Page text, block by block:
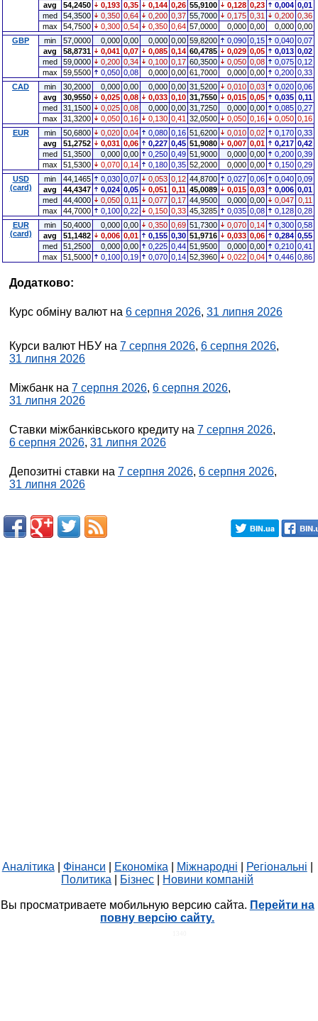
avg
54,2450 0,193 0,35 0,144 0,26 55,9100 0,128 0,23 0,004 0,01
med
54,3500 0,350 0,64 0,200 0,37 55,7000 0,175 0,31 0,200 0,36
max
54,7500 0,300 0,54 0,350 0,64 57,0000 0,000 0,00 0,000 0,00
GBP
min 57,0000 0,000 0,00 0,000 0,00 59,8200 0,090 0,15 0,040 0,07
avg
58,8731 0,041 0,07 0,085 0,14 60,4785 0,029 0,05 0,013 0,02
med
59,0000 0,200 0,34 0,100 0,17 60,3500 0,050 0,08 0,075 0,12
max
59,5500 0,050 0,08 0,000 0,00 61,7000 0,000 0,00 0,200 0,33
CAD
min 30,2000 0,000 0,00 0,000 0,00 31,5200 0,010 0,03 0,020 0,06
avg
30,9550 0,025 0,08 0,033 0,10 31,7550 0,015 0,05 0,035 0,11
med
31,1500 0,025 0,08 0,000 0,00 31,7250 0,000 0,00 0,085 0,27
max
31,3200 0,050 0,16 0,130 0,41 32,0500 0,050 0,16 0,050 0,16
EUR
min 50,6800 0,020 0,04 0,080 0,16 51,6200 0,010 0,02 0,170 0,33
avg
51,2752 0,031 0,06 0,227 0,45 51,9080 0,007 0,01 0,217 0,42
med
51,3500 0,000 0,00 0,250 0,49 51,9000 0,000 0,00 0,200 0,39
max
51,5300 0,070 0,14 0,180 0,35 52,2000 0,000 0,00 0,150 0,29
USD
(card)
min 44,1465 0,030 0,07 0,053 0,12 44,8700 0,027 0,06 0,040 0,09
avg
44,4347 0,024 0,05 0,051 0,11 45,0089 0,015 0,03 0,006 0,01
med
44,4000 0,050 0,11 0,077 0,17 44,9500 0,000 0,00 0,047 0,11
max
44,7000 0,100 0,22 0,150 0,33 45,3285 0,035 0,08 0,128 0,28
EUR
(card)
min 50,4000 0,000 0,00 0,350 0,69 51,7300 0,070 0,14 0,300 0,58
avg
51,1482 0,006 0,01 0,155 0,30 51,9716 0,033 0,06 0,284 0,55
med
51,2500 0,000 0,00 0,225 0,44 51,9500 0,000 0,00 0,210 0,41
max
51,5000 0,100 0,19 0,070 0,14 52,3960 0,022 0,04 0,446 0,86
Додатково:
Курс обміну валют на 6 серпня 2026, 31 липня 2026
Курси валют НБУ на 7 серпня 2026, 6 серпня 2026,
31 липня 2026
Міжбанк на 7 серпня 2026, 6 серпня 2026,
31 липня 2026
Ставки міжбанківського кредиту на 7 серпня 2026,
6 серпня 2026, 31 липня 2026
Депозитні ставки на 7 серпня 2026, 6 серпня 2026,
31 липня 2026
Аналітика Фінанси Економіка Міжнародні Регіональні
Политика
Бізнес Новини компаній
Вы просматриваете мобильную версию сайта. Перейти на
повну версію сайту.